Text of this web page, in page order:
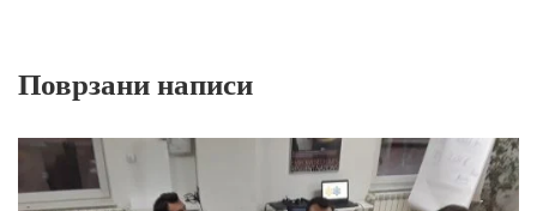
Поврзани написи